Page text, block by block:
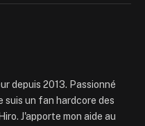
depuis 2013. Passionné
suis un fan hardcore des
J'apporte mon aide au